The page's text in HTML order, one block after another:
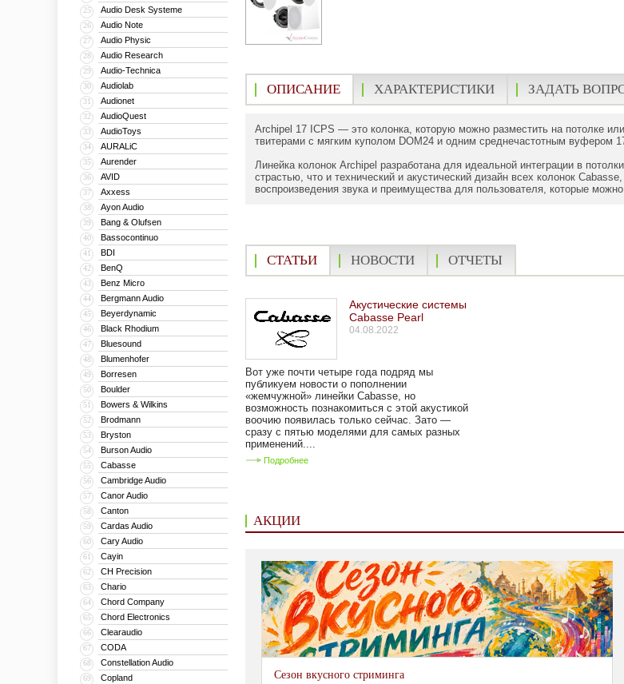
25 Audio Desk Systeme
26 Audio Note
27 Audio Physic
28 Audio Research
29 Audio-Technica
30 Audiolab
31 Audionet
32 AudioQuest
33 AudioToys
34 AURALiC
35 Aurender
36 AVID
37 Axxess
38 Ayon Audio
39 Bang & Olufsen
40 Bassocontinuo
41 BDI
42 BenQ
43 Benz Micro
44 Bergmann Audio
45 Beyerdynamic
46 Black Rhodium
47 Bluesound
48 Blumenhofer
49 Borresen
50 Boulder
51 Bowers & Wilkins
52 Brodmann
53 Bryston
54 Burson Audio
55 Cabasse
56 Cambridge Audio
57 Canor Audio
58 Canton
59 Cardas Audio
60 Cary Audio
61 Cayin
62 CH Precision
63 Chario
64 Chord Company
65 Chord Electronics
66 Clearaudio
67 CODA
68 Constellation Audio
69 Copland
ОПИСАНИЕ ХАРАКТЕРИСТИКИ ЗАДАТЬ
Archipel 17 ICPS — это колонка, которую можно разместить на потолке
твитерами с мягким куполом DOM24 и одним среднечастотным вуфером
Линейка колонок Archipel разработана для идеальной интеграции в
страстью, что и технический и акустический дизайн всех колонок
воспроизведения звука и преимущества для пользователя, которые
СТАТЬИ НОВОСТИ ОТЧЕТЫ
Акустические системы
Cabasse Pearl
04.08.2022
Вот уже почти четыре года подряд мы
публикуем новости о пополнении
«жемчужной» линейки Cabasse, но
возможность познакомиться с этой акустикой
воочию появилась только сейчас. Зато —
сразу с пятью моделями для самых разных
применений....
Подробнее
АКЦИИ
Сезон вкусного стриминга